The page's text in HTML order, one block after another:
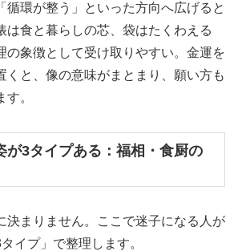
循環が整う」といった方向へ広げると
は食と暮らしの芯、袋はたくわえる
の象徴として受け取りやすい。金運を
くと、像の意味がまとまり、願い方も
。
が3タイプある：福相・食厨の
決まりません。ここで迷子になる人が
イプ」で整理します。